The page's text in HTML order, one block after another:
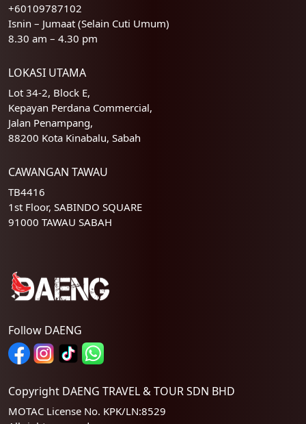
+60109787102
Isnin – Jumaat (Selain Cuti Umum)
8.30 am – 4.30 pm
LOKASI UTAMA
Lot 34-2, Block E,
Kepayan Perdana Commercial,
Jalan Penampang,
88200 Kota Kinabalu, Sabah
CAWANGAN TAWAU
TB4416
1st Floor, SABINDO SQUARE
91000 TAWAU SABAH
Follow DAENG
Copyright DAENG TRAVEL & TOUR SDN BHD
MOTAC License No. KPK/LN:8529